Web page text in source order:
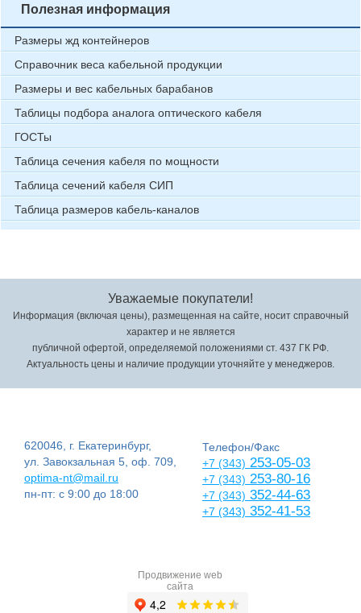
Полезная информация
Размеры жд контейнеров
Справочник веса кабельной продукции
Размеры и вес кабельных барабанов
Таблицы подбора аналога оптического кабеля
ГОСТы
Таблица сечения кабеля по мощности
Таблица сечений кабеля СИП
Таблица размеров кабель-каналов
Уважаемые покупатели!
Информация (включая цены), размещенная на сайте, носит справочный
характер и не является
публичной офертой, определяемой положениями ст. 437 ГК РФ.
Актуальность цены и наличие продукции уточняйте у менеджеров.
620046, г. Екатеринбург,
ул. Завокзальная 5, оф. 709,
optima-nt@mail.ru
пн-пт: с 9:00 до 18:00
Телефон/Факс
+7 (343) 253-05-03
+7 (343) 253-80-16
+7 (343) 352-44-63
+7 (343) 352-41-53
Продвижение web
сайта